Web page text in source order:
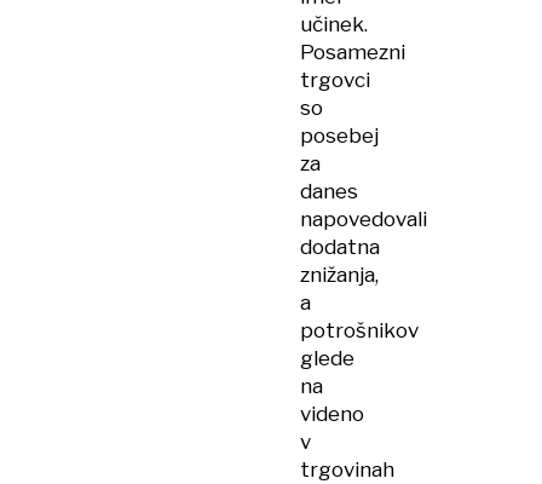
učinek.
Posamezni
trgovci
so
posebej
za
danes
napovedovali
dodatna
znižanja,
a
potrošnikov
glede
na
videno
v
trgovinah